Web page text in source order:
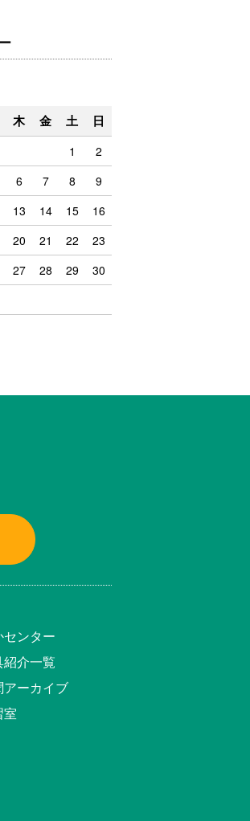
木 金 土 日
1
2
6 7 8
9
13 14 15
16
20 21 22
23
27 28 29
30
ンター
介一覧
ーカイブ
室